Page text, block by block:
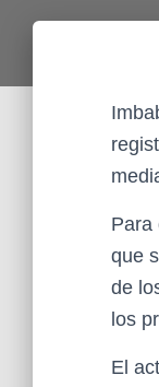
Para
que
de
los
El